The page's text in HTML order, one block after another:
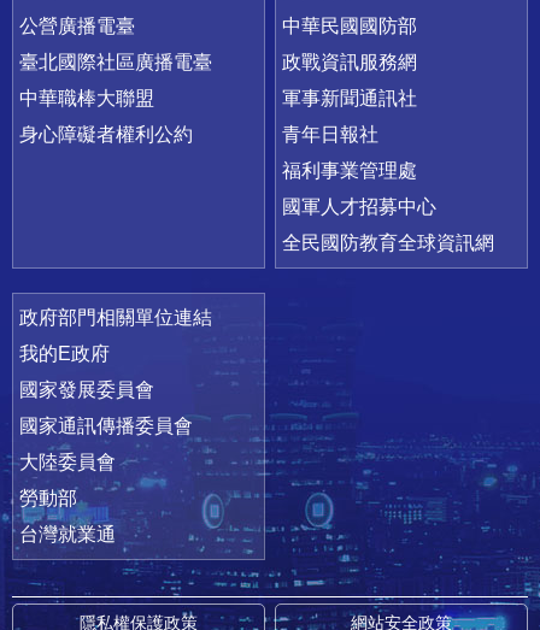
公營廣播電臺
臺北國際社區廣播電臺
中華職棒大聯盟
身心障礙者權利公約
中華民國國防部
政戰資訊服務網
軍事新聞通訊社
青年日報社
福利事業管理處
國軍人才招募中心
全民國防教育全球資訊網
政府部門相關單位連結
我的E政府
國家發展委員會
國家通訊傳播委員會
大陸委員會
勞動部
台灣就業通
隱私權保護政策 網站安全政策